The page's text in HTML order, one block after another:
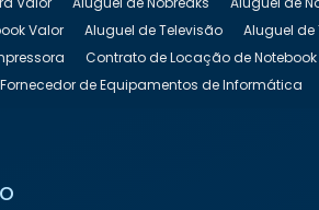
Valor Aluguel de Televisão Aluguel de
Contrato de Locação de Notebook
Fornecedor de Equipamentos de Informática